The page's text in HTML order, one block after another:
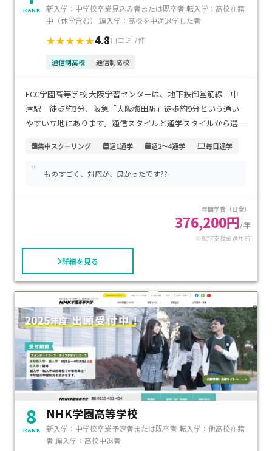
RANK
新入学：中学校卒業見込み者または既卒者 転入学：高校在籍
中（休学含む） 編入学：高校を中途退学した者
★★★★★4.8口コミ 7件
通信制高校 通信制高校
ECC学園高等学校 大阪学習センターは、地下鉄御堂筋線「中
津駅」徒歩約3分、阪急「大阪梅田駅」徒歩約9分という通い
やすい立地にあります。通信スタイルと通学スタイルから選
可能で、ライフスタイルで無理なく継続できます。学費は入学
金5万円・授業料1単位1万円・施設費・教材費等含め、国の就
学支援金を活用すると実質負担が軽減されます。ネイル・英会
て学べる点も魅力。不登校傾向のあるお子さまの「好き」を
通じた学びや、自分のペースで進めたい方に特におすすめの
集中スクーリング 週1通学 週2～4通学 毎日通学
" ものすごく、対応が、良かったです??
年間学費（目安）
376,200円/年
※就学支援金適用前
詳細を見る
8
RANK
NHK学園高等学校
新入学：中学校卒業予定者または既卒者 転入学：他高校在籍
者 編入学：高校中退者